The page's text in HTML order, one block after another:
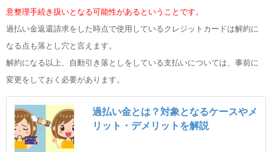
意整理手続き扱いとなる可能性があるということです。
過払い金返還請求をした時点で使用しているクレジットカードは解約に
なる点も落とし穴と言えます。
解約になる以上、自動引き落としをしている支払いについては、事前に
変更をしておく必要があります。
過払い金とは？対象となるケースやメ
リット・デメリットを解説